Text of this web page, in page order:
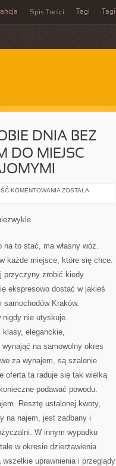
Spis Treści Tagi Tagi
DNIA BEZ
DO MIEJSC
KOMENTOWANIA WIELE
DOJEŻDŻAJĄ
NIM
MIEJSC
NA
ZE
ZNAJOMYMI
ZOSTAŁA
to stać, ma własny wóz.
każde miejsce, które się chce.
przyczyny zrobić kiedy
ekspresowo dostać w jakieś
Kraków.
nigdy nie utyskuje.
klasy, eleganckie,
na samowolny okres
za wynajem, są szalenie
oferta ta raduje się tak wielką
podawać powodu.
Resztę ustalonej kwoty,
na najem, jest zadbany i
W innym wypadku
w okresie dzierżawienia
uprawnienia i przeglądy